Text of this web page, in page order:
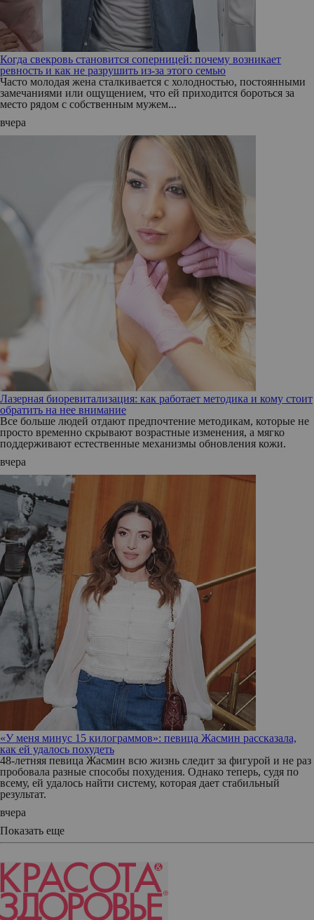
Когда свекровь становится соперницей: почему возникает
ревность и как не разрушить из-за этого семью
Часто молодая жена сталкивается с холодностью, постоянными
замечаниями или ощущением, что ей приходится бороться за
место рядом с собственным мужем...
вчера
Лазерная биоревитализация: как работает методика и кому стоит
обратить на нее внимание
Все больше людей отдают предпочтение методикам, которые не
просто временно скрывают возрастные изменения, а мягко
поддерживают естественные механизмы обновления кожи.
вчера
«У меня минус 15 килограммов»: певица Жасмин рассказала,
как ей удалось похудеть
48-летняя певица Жасмин всю жизнь следит за фигурой и не раз
пробовала разные способы похудения. Однако теперь, судя по
всему, ей удалось найти систему, которая дает стабильный
результат.
вчера
Показать еще